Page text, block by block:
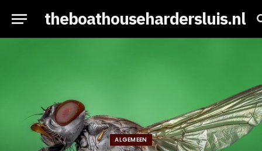
theboathousehardersluis.nl
ALGEMEEN